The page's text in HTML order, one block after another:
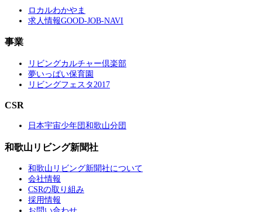
ロカルわかやま
求人情報GOOD-JOB-NAVI
事業
リビングカルチャー倶楽部
夢いっぱい保育園
リビングフェスタ2017
CSR
日本宇宙少年団和歌山分団
和歌山リビング新聞社
和歌山リビング新聞社について
会社情報
CSRの取り組み
採用情報